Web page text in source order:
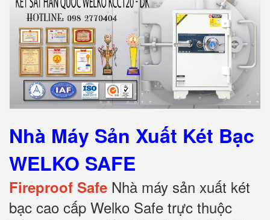
Nhà Máy Sản Xuất Két Bạc
WELKO SAFE
Fireproof Safe Nhà máy sản xuất két
bạc cao cấp Welko Safe trực thuộc